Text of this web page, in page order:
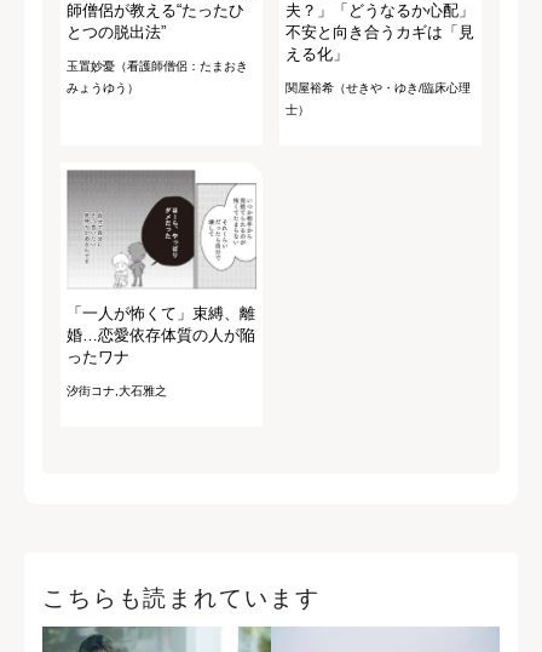
師僧侶が教える“たったひ
とつの脱出法”
玉置妙憂（看護師僧侶：たまおき
みょうゆう）
夫？」「どうなるか心配」
不安と向き合うカギは「見
える化」
関屋裕希（せきや・ゆき/臨床心理
士）
「一人が怖くて」束縛、離
婚…恋愛依存体質の人が陥
ったワナ
汐街コナ,大石雅之
こちらも読まれています